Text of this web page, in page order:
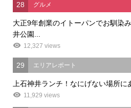
28 グルメ
大正9年創業のイトーパンでお馴染
井公園...
12,327 views
29 エリアレポート
上石神井ランチ！なにげない場所
11,929 views